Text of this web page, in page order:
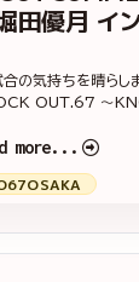
田優月 イ
の気持ちを晴らし
OUT.67 ～
more...